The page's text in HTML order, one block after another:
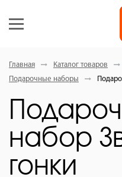
Главная Каталог товаров
Подарочные наборы
набор
гонки